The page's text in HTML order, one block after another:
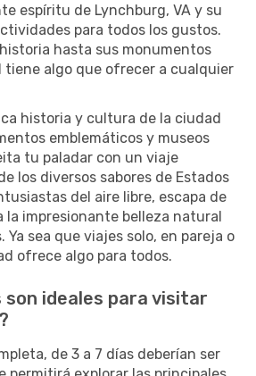
espíritu de Lynchburg, VA y su
para todos los gustos.
hasta sus monumentos
tiene algo que ofrecer a cualquier
historia y cultura de la ciudad
emblemáticos y museos
tu paladar con un viaje
los diversos sabores de Estados
del aire libre, escapa de
la impresionante belleza natural
Ya sea que viajes solo, en pareja o
ofrece algo para todos.
son ideales para visitar
de 3 a 7 días deberían ser